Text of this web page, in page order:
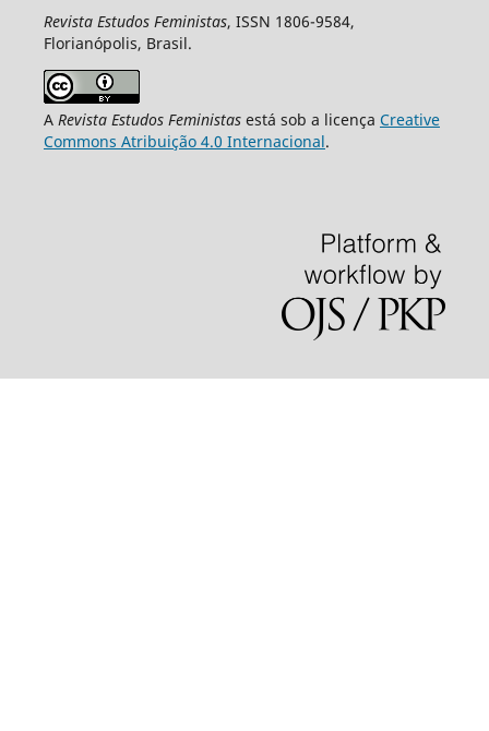
Revista Estudos Feministas, ISSN 1806-9584,
Florianópolis, Brasil.
A Revista Estudos Feministasestá sob a licença Creative
Commons Atribuição 4.0 Internacional.